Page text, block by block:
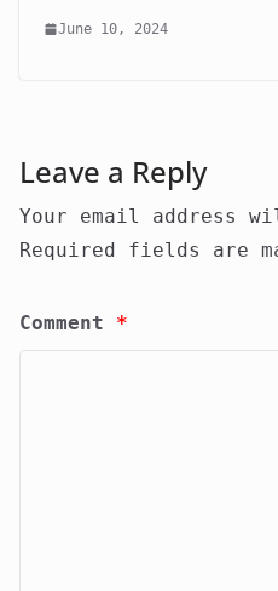
June 10, 2024
Leave a Reply
Your email address
Required fields are
Comment *